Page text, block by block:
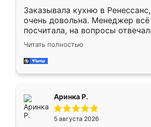
Заказывала кухню в
очень довольна. Менеджер
посчитала, на вопросы
Замерщик приехал в субботу,
делу со всей
за день, ребята работали
Читать полностью
Аринка Р.
5 августа 2026